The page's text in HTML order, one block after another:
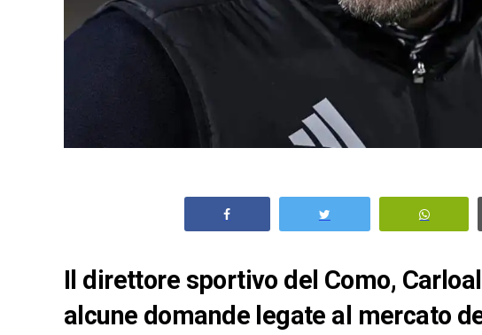
Il direttore sportivo del Como,
alcune domande legate al mercato